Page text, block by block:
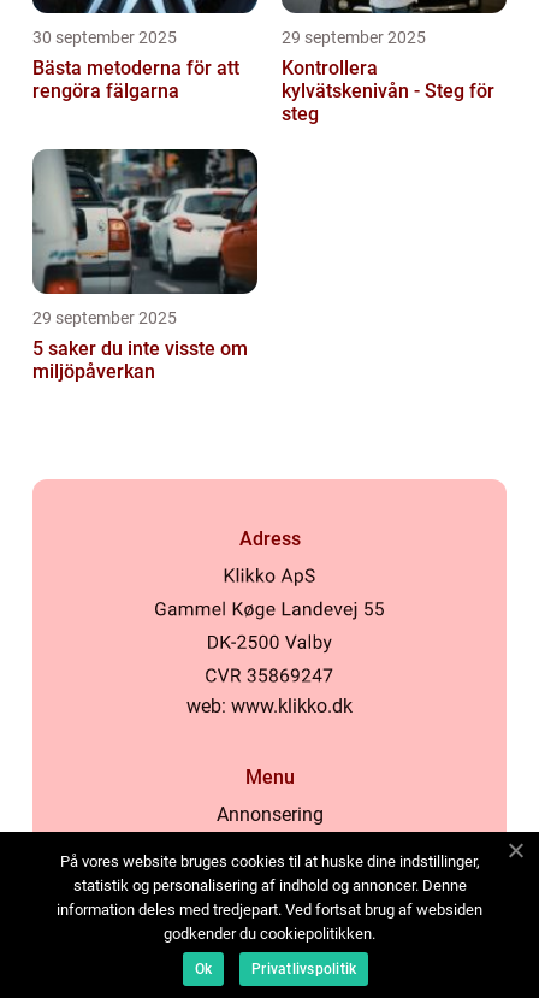
30 september 2025
Bästa metoderna för att
rengöra fälgarna
29 september 2025
Kontrollera
kylvätskenivån - Steg för
steg
29 september 2025
5 saker du inte visste om
miljöpåverkan
Adress
web: www.klikko.dk
Menu
Annonsering
Cookies
Kontakta oss
Sitemap
På vores website bruges cookies til at huske dine indstillinger,
statistik og personalisering af indhold og annoncer. Denne
information deles med tredjepart. Ved fortsat brug af websiden
godkender du cookiepolitikken.
Ok Privatlivspolitik